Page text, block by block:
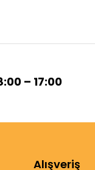
– 17:00
Alışveriş